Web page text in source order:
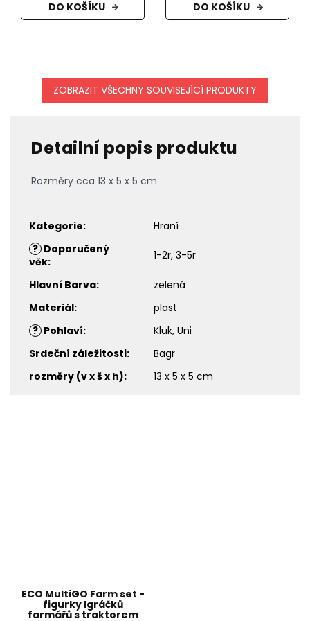
DO KOŠÍKU DO KOŠÍKU
ZOBRAZIT VŠECHNY SOUVISEJÍCÍ PRODUKTY
Detailní popis produktu
Rozměry cca 13 x 5 x 5 cm
Kategorie:
Hraní
? Doporučený
věk: 1-2r, 3-5r
Hlavní Barva:
zelená
Materiál:
plast
? Pohlaví:
Kluk, Uni
Srdeční záležitosti:
Bagr
rozměry (v x š x h): 13 x 5 x 5 cm
ECO MultiGO Farm set -
figurky Igráčků
farmářů s traktorem